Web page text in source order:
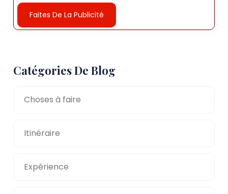
Faites De La Publicité
Catégories De Blog
Choses à faire
Itinéraire
Expérience